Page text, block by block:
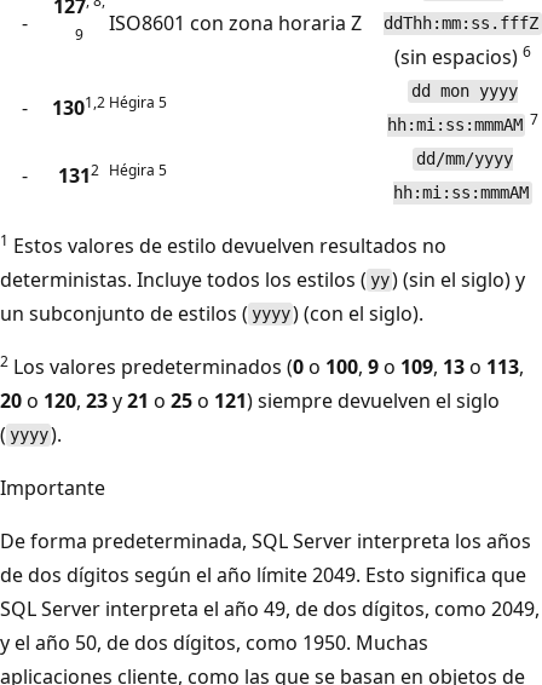
-
127
9
ISO8601 con zona horaria Z ddThh:mm:ss.fffZ
(sin espacios) 6
- 1301,2 Hégira 5
dd mon yyyy
hh:mi:ss:mmmAM 7
- 1312 Hégira 5
dd/mm/yyyy
hh:mi:ss:mmmAM
1 Estos valores de estilo devuelven resultados no
deterministas. Incluye todos los estilos ( yy) (sin el siglo) y
un subconjunto de estilos ( yyyy) (con el siglo).
2 Los valores predeterminados (0o 100, 9o 109, 13o 113,
20o 120, 23y21 o 25o 121) siempre devuelven el siglo
( yyyy).
Importante
De forma predeterminada, SQL Server interpreta los años
de dos dígitos según el año límite 2049. Esto significa que
SQL Server interpreta el año 49, de dos dígitos, como 2049,
y el año 50, de dos dígitos, como 1950. Muchas
aplicaciones cliente, como las que se basan en objetos de